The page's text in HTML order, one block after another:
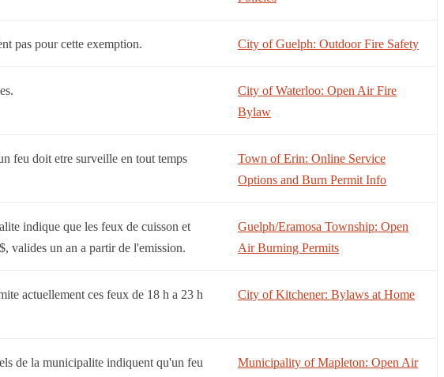
pas pour cette exemption. City of Guelph: Outdoor Fire Safety
City of Waterloo: Open Air Fire
Bylaw
feu doit etre surveille en tout temps
Town of Erin: Online Service
Options and Burn Permit Info
indique que les feux de cuisson et
valides un an a partir de l'emission.
Guelph/Eramosa Township: Open
Air Burning Permits
actuellement ces feux de 18 h a 23 h
City of Kitchener: Bylaws at Home
de la municipalite indiquent qu'un feu
Municipality of Mapleton: Open Air